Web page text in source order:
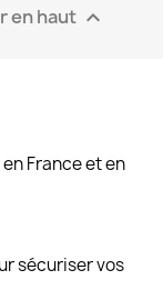
en haut 
France et en
sécuriser vos